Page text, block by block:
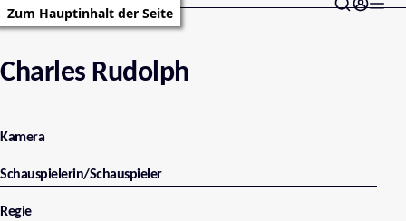
Zum Hauptinhalt der Seite
Charles Rudolph
Kamera
Schauspielerin/Schauspieler
Regie